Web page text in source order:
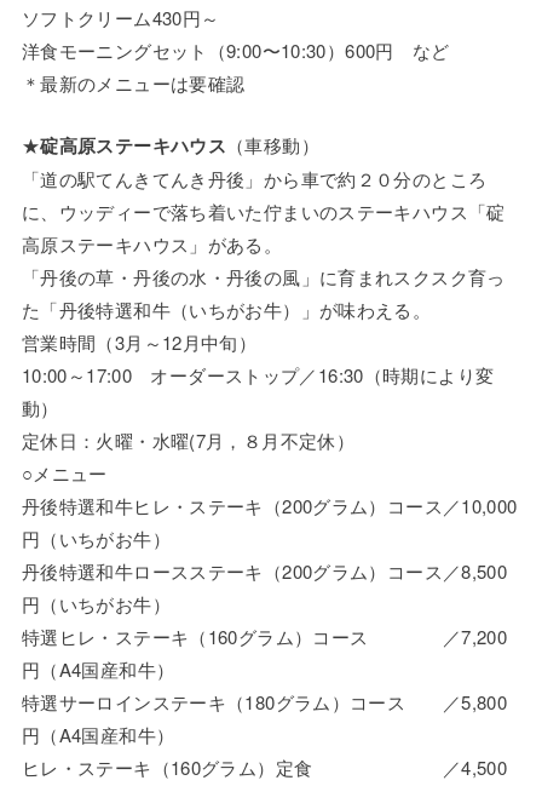
ソフトクリーム430円～
洋食モーニングセット（9:00〜10:30）600円 など
＊最新のメニューは要確認
★碇高原ステーキハウス （車移動）
「道の駅てんきてんき丹後」から車で約２０分のところ
に、ウッディーで落ち着いた佇まいのステーキハウス「碇
高原ステーキハウス」がある。
「丹後の草・丹後の水・丹後の風」に育まれスクスク育っ
た「丹後特選和牛（いちがお牛）」が味わえる。
営業時間（3月～12月中旬）
10:00～17:00 オーダーストップ／16:30（時期により変
動）
定休日：火曜・水曜(7月，８月不定休）
○メニュー
丹後特選和牛ヒレ・ステーキ（200グラム）コース／10,000
円（いちがお牛）
丹後特選和牛ロースステーキ（200グラム）コース／8,500
円（いちがお牛）
特選ヒレ・ステーキ（160グラム）コース ／7,200
円（A4国産和牛）
特選サーロインステーキ（180グラム）コース ／5,800
円（A4国産和牛）
ヒレ・ステーキ（160グラム）定食 ／4,500